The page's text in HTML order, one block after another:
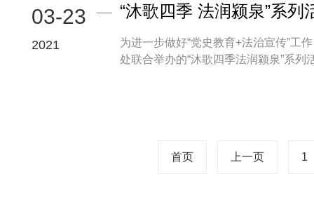
03-23
2021
“沐歌四季 法润颍泉”系列
为进一步做好“党史教育+法治宣传”工
处联合举办的“沐歌四季法润颍泉”系列
首页 上一页 1